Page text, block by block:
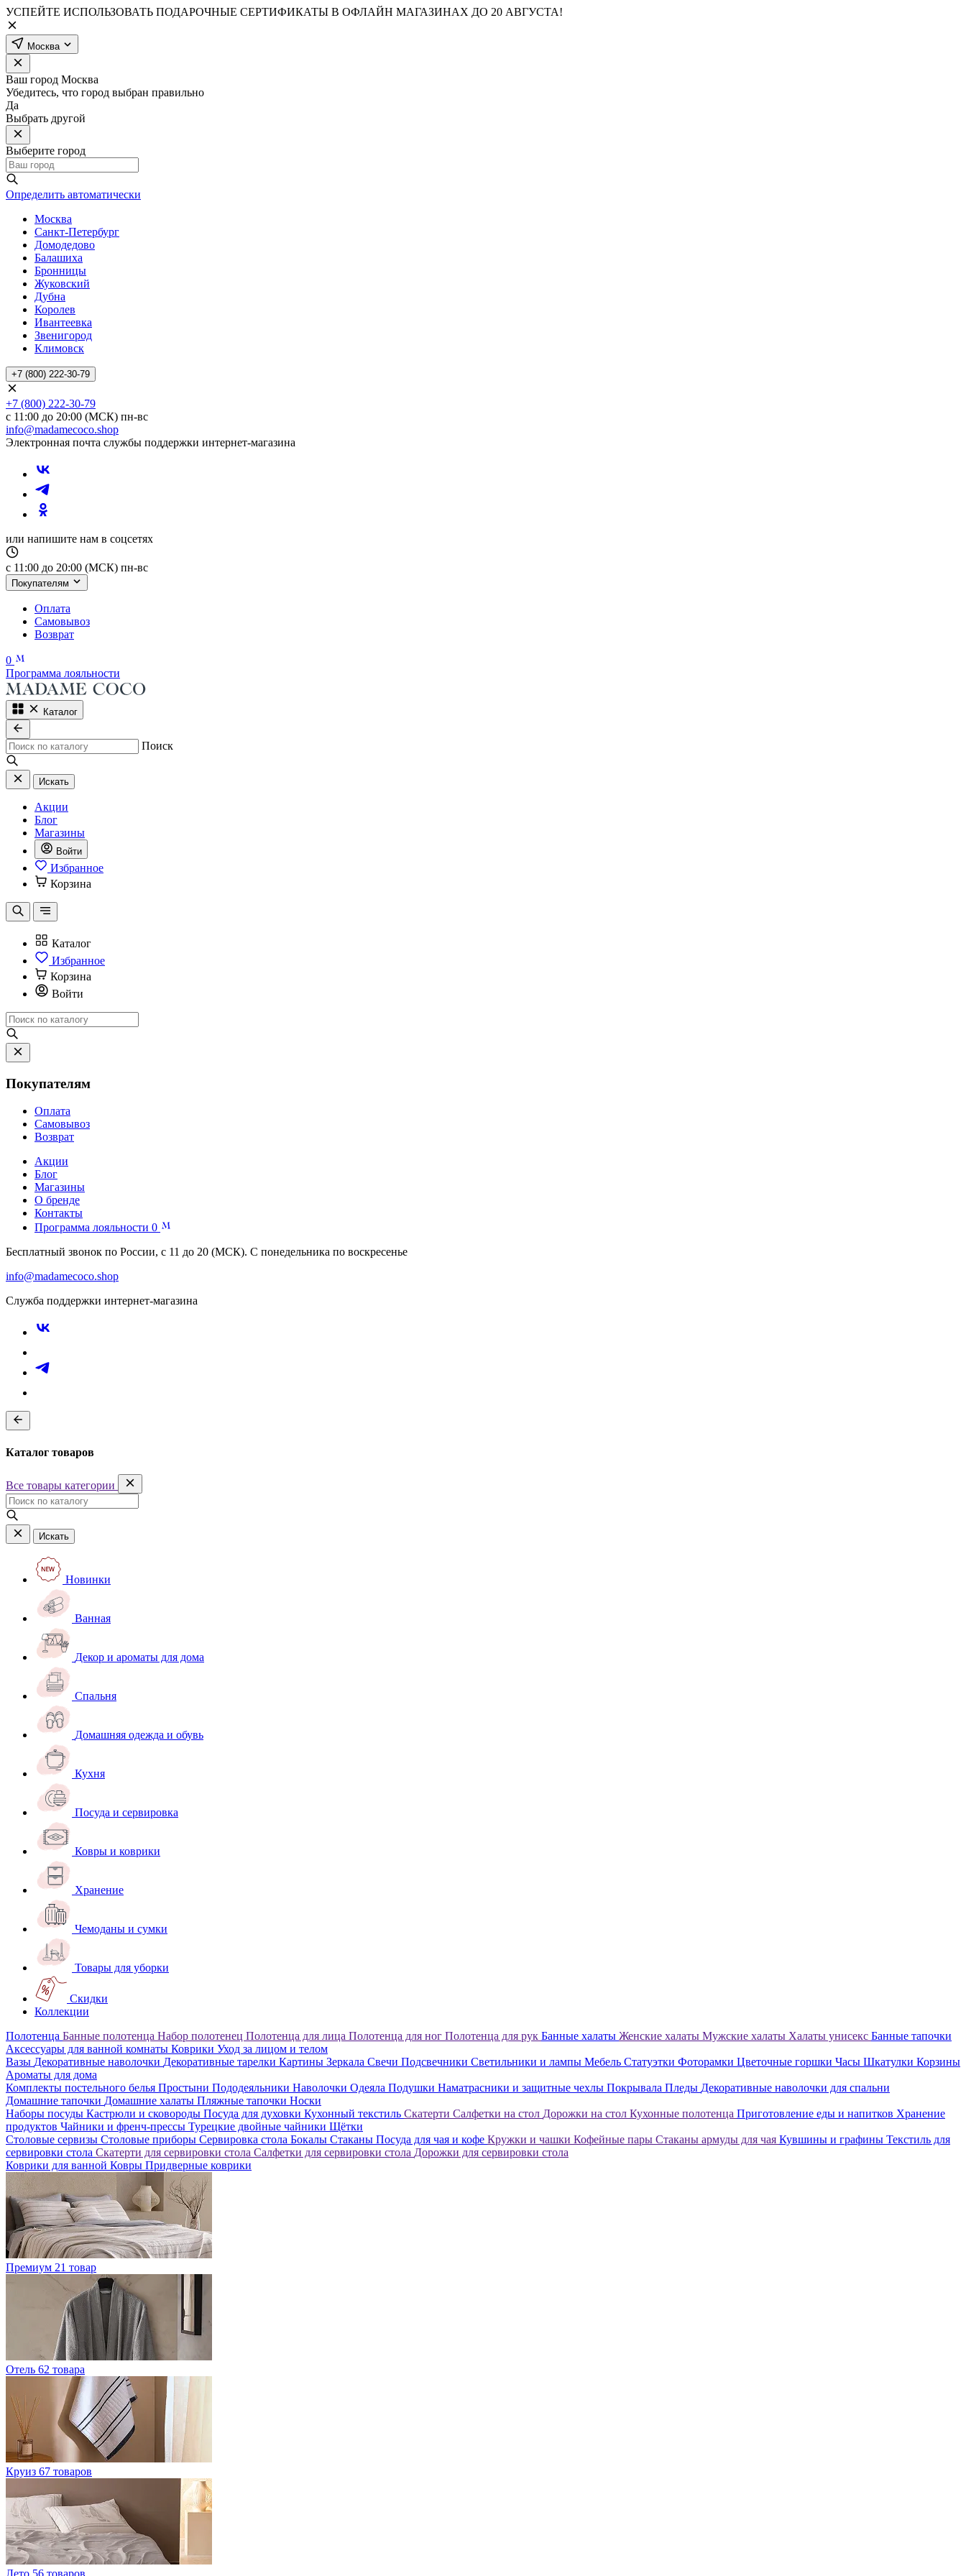
УСПЕЙТЕ ИСПОЛЬЗОВАТЬ ПОДАРОЧНЫЕ СЕРТИФИКАТЫ В ОФЛАЙН МАГАЗИНАХ ДО 20 АВГУСТА!
Москва
Ваш город Москва
Убедитесь, что город выбран правильно
Да
Выбрать другой
Выберите город
Определить автоматически
Москва
Санкт-Петербург
Домодедово
Балашиха
Бронницы
Жуковский
Дубна
Королев
Ивантеевка
Звенигород
Климовск
+7 (800) 222-30-79
+7 (800) 222-30-79
с 11:00 до 20:00 (МСК) пн-вс
info@madamecoco.shop
Электронная почта службы поддержки интернет-магазина
или напишите нам в соцсетях
с 11:00 до 20:00 (МСК) пн-вс
Покупателям
Оплата
Самовывоз
Возврат
0
Программа лояльности
Каталог
Поиск
Искать
Акции
Блог
Магазины
Войти
Избранное
Корзина
Каталог
Избранное
Корзина
Войти
Покупателям
Оплата
Самовывоз
Возврат
Акции
Блог
Магазины
О бренде
Контакты
Программа лояльности 0
Бесплатный звонок по России, с 11 до 20 (МСК). С понедельника по воскресенье
info@madamecoco.shop
Служба поддержки интернет-магазина
Каталог товаров
Все товары категории
Искать
Новинки
Ванная
Декор и ароматы для дома
Спальня
Домашняя одежда и обувь
Кухня
Посуда и сервировка
Ковры и коврики
Хранение
Чемоданы и сумки
Товары для уборки
Скидки
Коллекции
Полотенца Банные полотенца Набор полотенец Полотенца для лица Полотенца для ног Полотенца для рук Банные халаты Женские халаты Мужские халаты Халаты унисекс Банные тапочки
Аксессуары для ванной комнаты Коврики Уход за лицом и телом
Вазы Декоративные наволочки Декоративные тарелки Картины Зеркала Свечи Подсвечники Светильники и лампы Мебель Статуэтки Фоторамки Цветочные горшки Часы Шкатулки Корзины
Ароматы для дома
Комплекты постельного белья Простыни Пододеяльники Наволочки Одеяла Подушки Наматрасники и защитные чехлы Покрывала Пледы Декоративные наволочки для спальни
Домашние тапочки Домашние халаты Пляжные тапочки Носки
Наборы посуды Кастрюли и сковороды Посуда для духовки Кухонный текстиль Скатерти Салфетки на стол Дорожки на стол Кухонные полотенца Приготовление еды и напитков Хранение
продуктов Чайники и френч-прессы Турецкие двойные чайники Щётки
Столовые сервизы Столовые приборы Сервировка стола Бокалы Стаканы Посуда для чая и кофе Кружки и чашки Кофейные пары Стаканы армуды для чая Кувшины и графины Текстиль для
сервировки стола Скатерти для сервировки стола Салфетки для сервировки стола Дорожки для сервировки стола
Коврики для ванной Ковры Придверные коврики
Премиум 21 товар
Отель 62 товара
Круиз 67 товаров
Лето 56 товаров